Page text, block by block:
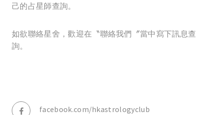
己的占星師查詢。
如欲聯絡星舍，歡迎在〝聯絡我們〞當中寫下訊息查
詢。
facebook.com/hkastrologyclub